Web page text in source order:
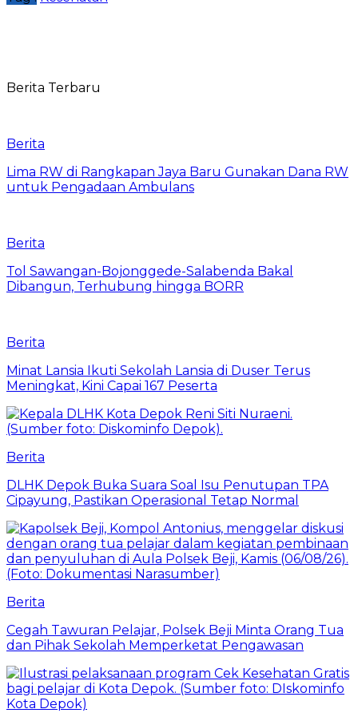
Berita Terbaru
Berita
Lima RW di Rangkapan Jaya Baru Gunakan Dana RW
untuk Pengadaan Ambulans
Berita
Tol Sawangan-Bojonggede-Salabenda Bakal
Dibangun, Terhubung hingga BORR
Berita
Minat Lansia Ikuti Sekolah Lansia di Duser Terus
Meningkat, Kini Capai 167 Peserta
Berita
DLHK Depok Buka Suara Soal Isu Penutupan TPA
Cipayung, Pastikan Operasional Tetap Normal
Berita
Cegah Tawuran Pelajar, Polsek Beji Minta Orang Tua
dan Pihak Sekolah Memperketat Pengawasan